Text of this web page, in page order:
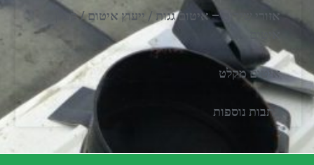
אזורי שירות – איטום גגות / ייעוץ איטום / קבלן
איטום מקלט
כתבות נוספות